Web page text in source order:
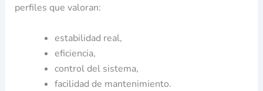
perfiles que valoran:
estabilidad real,
eficiencia,
control del sistema,
facilidad de mantenimiento.